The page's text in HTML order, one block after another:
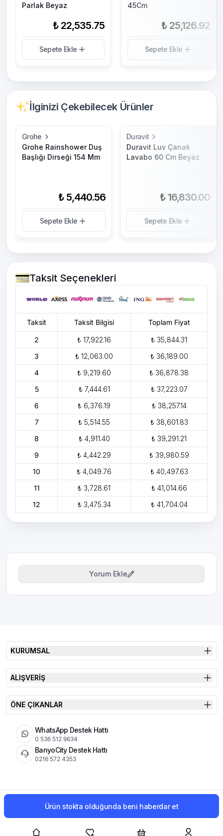
Ürün stokta olduğunda beni haberdar et
Parlak Beyaz
₺ 22,535.75
Sepete Ekle
45Cm
₺ 25,126.92
Sepete Ekle
İlginizi Çekebilecek Ürünler
Grohe
Grohe Rainshower Duş
Başlığı Dirseği 154 Mm
₺ 5,440.56
Sepete Ekle
Duravit
Duravit Luv Çanak
Lavabo 60 Cm Beyaz
₺ 16,830.00
Sepete Ekle
Taksit Seçenekleri
Taksit Taksit Bilgisi Toplam Fiyat
2 ₺ 17,922.16
₺ 35,844.31
3
₺ 12,063.00
₺ 36,189.00
4
₺ 9,219.60
₺ 36,878.38
5
₺ 7,444.61
₺ 37,223.07
6
₺ 6,376.19
₺ 38,257.14
7
₺ 5,514.55
₺ 38,601.83
8
₺ 4,911.40
₺ 39,291.21
9
₺ 4,442.29
₺ 39,980.59
10
₺ 4,049.76
₺ 40,497.63
11
₺ 3,728.61
₺ 41,014.66
12
₺ 3,475.34 ₺ 41,704.04
Yorum Ekle
KURUMSAL
ALIŞVERİŞ
ÖNE ÇIKANLAR
WhatsApp Destek Hattı
0 536 512 9634
BanyoCity Destek Hattı
0216 572 4353
© 2026 Şimşek Banyo & Seramik | Tüm Hakları Saklıdır